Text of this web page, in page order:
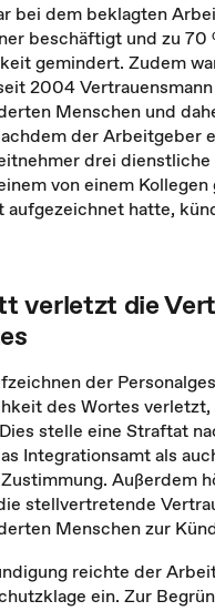
bei dem beklagten
beschäftigt und zu 70
gemindert. Zudem
2004
Menschen und
der Arbeitgeber
drei dienstliche
von einem Kollegen
aufgezeichnet hatte,
verletzt die
der
des Wortes verletzt,
stelle eine Straftat
Integrationsamt als
Außerdem
stellvertretende
Menschen zur
reichte der
ein. Zur